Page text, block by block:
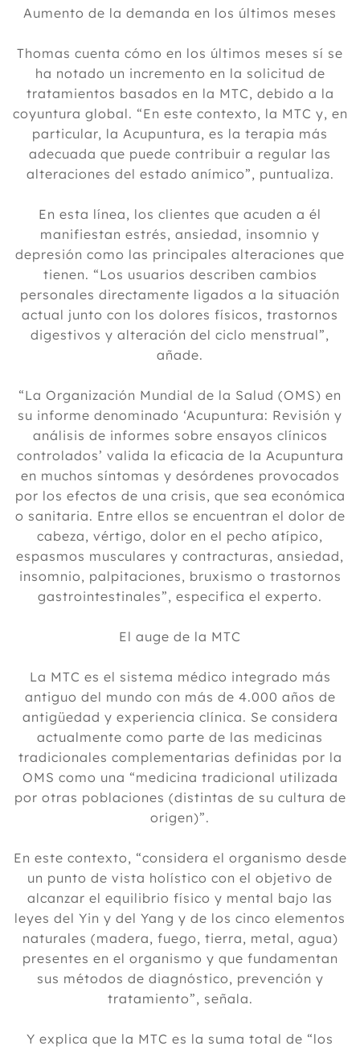
Aumento de la demanda en los últimos meses
Thomas cuenta cómo en los últimos meses sí se
ha notado un incremento en la solicitud de
tratamientos basados en la MTC, debido a la
coyuntura global. “En este contexto, la MTC y, en
particular, la Acupuntura, es la terapia más
adecuada que puede contribuir a regular las
alteraciones del estado anímico”, puntualiza.
En esta línea, los clientes que acuden a él
manifiestan estrés, ansiedad, insomnio y
depresión como las principales alteraciones que
tienen. “Los usuarios describen cambios
personales directamente ligados a la situación
actual junto con los dolores físicos, trastornos
digestivos y alteración del ciclo menstrual”,
añade.
“La Organización Mundial de la Salud (OMS) en
su informe denominado ‘Acupuntura: Revisión y
análisis de informes sobre ensayos clínicos
controlados’ valida la eficacia de la Acupuntura
en muchos síntomas y desórdenes provocados
por los efectos de una crisis, que sea económica
o sanitaria. Entre ellos se encuentran el dolor de
cabeza, vértigo, dolor en el pecho atípico,
espasmos musculares y contracturas, ansiedad,
insomnio, palpitaciones, bruxismo o trastornos
gastrointestinales”, especifica el experto.
El auge de la MTC
La MTC es el sistema médico integrado más
antiguo del mundo con más de 4.000 años de
antigüedad y experiencia clínica. Se considera
actualmente como parte de las medicinas
tradicionales complementarias definidas por la
OMS como una “medicina tradicional utilizada
por otras poblaciones (distintas de su cultura de
origen)”.
En este contexto, “considera el organismo desde
un punto de vista holístico con el objetivo de
alcanzar el equilibrio físico y mental bajo las
leyes del Yin y del Yang y de los cinco elementos
naturales (madera, fuego, tierra, metal, agua)
presentes en el organismo y que fundamentan
sus métodos de diagnóstico, prevención y
tratamiento”, señala.
Y explica que la MTC es la suma total de “los